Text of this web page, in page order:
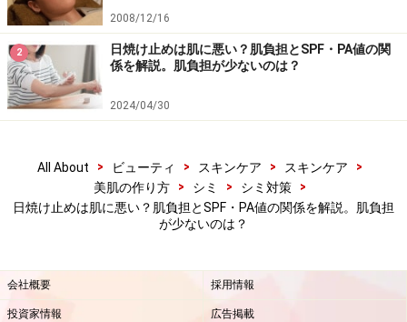
日焼け止めなど紫外線防御力を持ったアイテムは「紫外
線吸収剤」「紫外線散乱剤」というサンカット剤を使っ
て、紫外線から肌を守っています。
「紫外線散乱剤配合のもの」を使用するといいとされて
います。しかし、それぞれ異なった特徴を持っているの
で、どちらか1つだけを使ったものや2つを掛け合わせた
す。
2008/12/16
2
日焼け止めは肌に悪い？肌負担とSPF・PA値の関
係を解説。肌負担が少ないのは？
2024/04/30
All About > ビューティ > スキンケア > スキンケア
>
美肌の作り方
> シミ > シミ対策
>
日焼け止めは肌に悪い？肌負担とSPF・PA値の関係を解説。肌負担
が少ないのは？
会社概要 採用情報
投資家情報 広告掲載